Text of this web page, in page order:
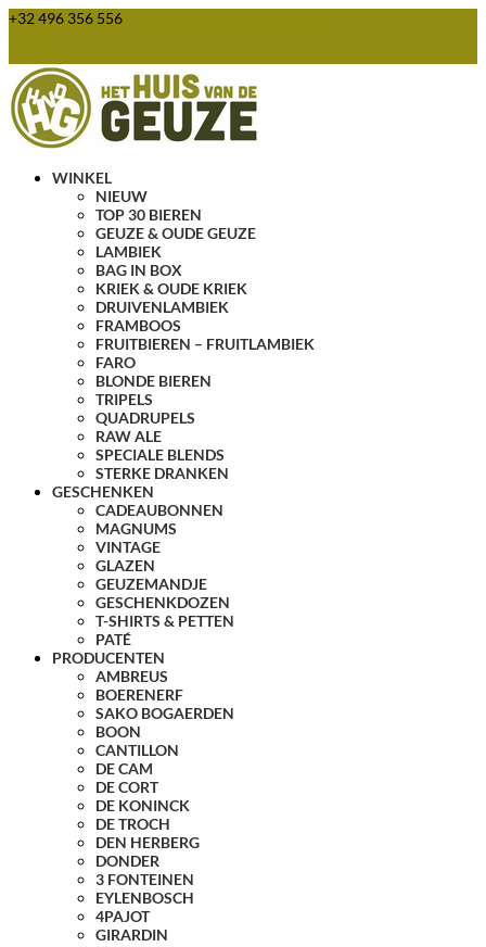
+32 496 356 556
WINKEL
NIEUW
TOP 30 BIEREN
GEUZE & OUDE GEUZE
LAMBIEK
BAG IN BOX
KRIEK & OUDE KRIEK
DRUIVENLAMBIEK
FRAMBOOS
FRUITBIEREN – FRUITLAMBIEK
FARO
BLONDE BIEREN
TRIPELS
QUADRUPELS
RAW ALE
SPECIALE BLENDS
STERKE DRANKEN
GESCHENKEN
CADEAUBONNEN
MAGNUMS
VINTAGE
GLAZEN
GEUZEMANDJE
GESCHENKDOZEN
T-SHIRTS & PETTEN
PATÉ
PRODUCENTEN
AMBREUS
BOERENERF
SAKO BOGAERDEN
BOON
CANTILLON
DE CAM
DE CORT
DE KONINCK
DE TROCH
DEN HERBERG
DONDER
3 FONTEINEN
EYLENBOSCH
4PAJOT
GIRARDIN